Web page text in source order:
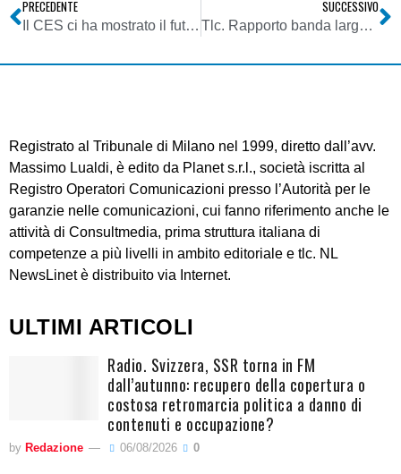
PRECEDENTE
Il CES ci ha mostrato il futuro della tv
SUCCESSIVO
Tlc. Rapporto banda larga del Governo: per ora solo anticipazioni
Registrato al Tribunale di Milano nel 1999, diretto dall’avv.
Massimo Lualdi, è edito da Planet s.r.l., società iscritta al
Registro Operatori Comunicazioni presso l’Autorità per le
garanzie nelle comunicazioni, cui fanno riferimento anche le
attività di Consultmedia, prima struttura italiana di
competenze a più livelli in ambito editoriale e tlc. NL
NewsLinet è distribuito via Internet.
ULTIMI ARTICOLI
Radio. Svizzera, SSR torna in FM
dall’autunno: recupero della copertura o
costosa retromarcia politica a danno di
contenuti e occupazione?
by Redazione 06/08/2026 0